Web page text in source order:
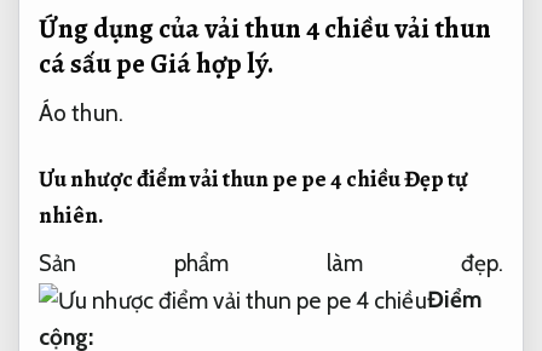
Ứng dụng của vải thun 4 chiều vải thun
cá sấu peGiá hợp lý.
Áo thun.
Ưu nhược điểm vải thun pe pe 4 chiềuĐẹp tự
nhiên.
Sản phẩm làm đẹp.
Điểm
cộng: